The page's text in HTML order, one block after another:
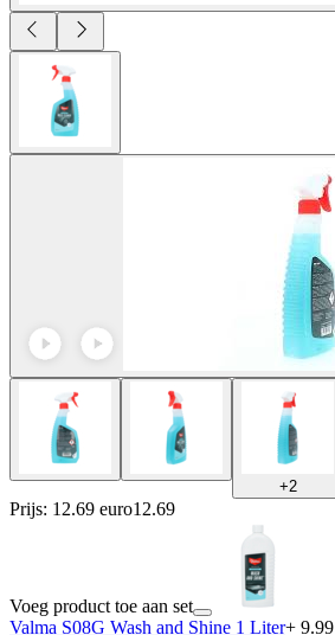
+2
Prijs: 12.69 euro12.69
Voeg product toe aan set
Valma S08G Wash and Shine 1 Liter+ 9.99